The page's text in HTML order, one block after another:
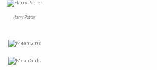
Harry Potter